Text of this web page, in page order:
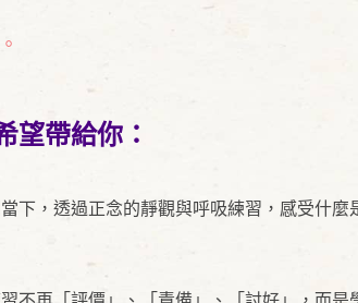
。
望帶給你：
下，透過正念的靜觀與呼吸練習，感受什麼